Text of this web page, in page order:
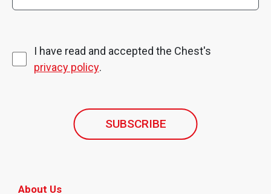
About Us
I have read and accepted the Chest's
privacy policy.
SUBSCRIBE